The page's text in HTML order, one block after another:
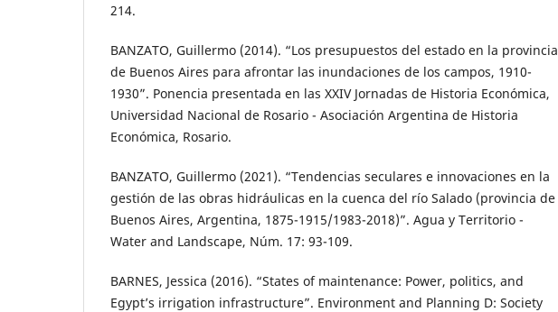
214.
BANZATO, Guillermo (2014). “Los presupuestos del estado en la provincia
de Buenos Aires para afrontar las inundaciones de los campos, 1910-
1930”. Ponencia presentada en las XXIV Jornadas de Historia Económica,
Universidad Nacional de Rosario - Asociación Argentina de Historia
Económica, Rosario.
BANZATO, Guillermo (2021). “Tendencias seculares e innovaciones en la
gestión de las obras hidráulicas en la cuenca del río Salado (provincia de
Buenos Aires, Argentina, 1875-1915/1983-2018)”. Agua y Territorio -
Water and Landscape, Núm. 17: 93-109.
BARNES, Jessica (2016). “States of maintenance: Power, politics, and
Egypt’s irrigation infrastructure”. Environment and Planning D: Society